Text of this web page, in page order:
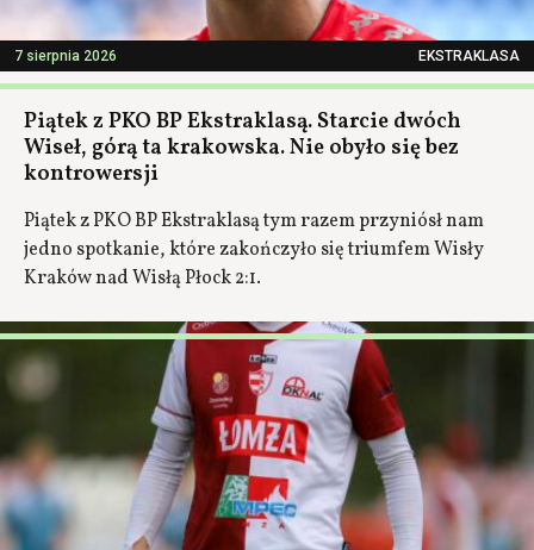
7 sierpnia 2026 EKSTRAKLASA
Piątek z PKO BP Ekstraklasą. Starcie dwóch
Wiseł, górą ta krakowska. Nie obyło się bez
kontrowersji
Piątek z PKO BP Ekstraklasą tym razem przyniósł nam
jedno spotkanie, które zakończyło się triumfem Wisły
Kraków nad Wisłą Płock 2:1.